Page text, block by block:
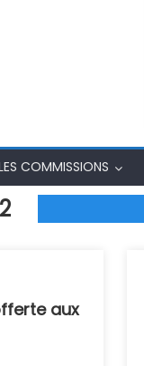
initial
COMMISSIONS
aux